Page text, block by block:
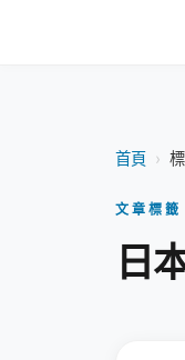
首頁 ›
文章標籤
日